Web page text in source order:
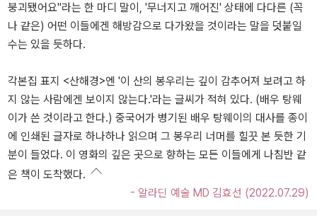
붕괴됐어요"라는 한 마디 말이, '무너지고 깨어진' 상태에 다다른 (꼭
나 같은) 어떤 이들에겐 해방감으로 다가왔을 것이라는 말을 덧붙일
수는 있을 듯하다.
각본집 표지 <산해경>엔 '이 산의 봉우리는 깊이 감추어져 보려고 하
지 않는 사람에겐 보이지 않는다.'라는 글씨가 적혀 있다. (배우 탕웨
이가 쓴 것이라고 한다.) 중국어가 병기된 배우 탕웨이의 대사를 종이
에 인쇄된 글자로 하나하나 읽으며 그 봉우리 너머를 힐끗 본 듯한 기
분이 들었다. 이 영화의 깊은 곳으로 향하는 모든 이들에게 나침반 같
은 책이 도착했다.
- 알라딘 예술 MD 김효선 (2022.07.29)